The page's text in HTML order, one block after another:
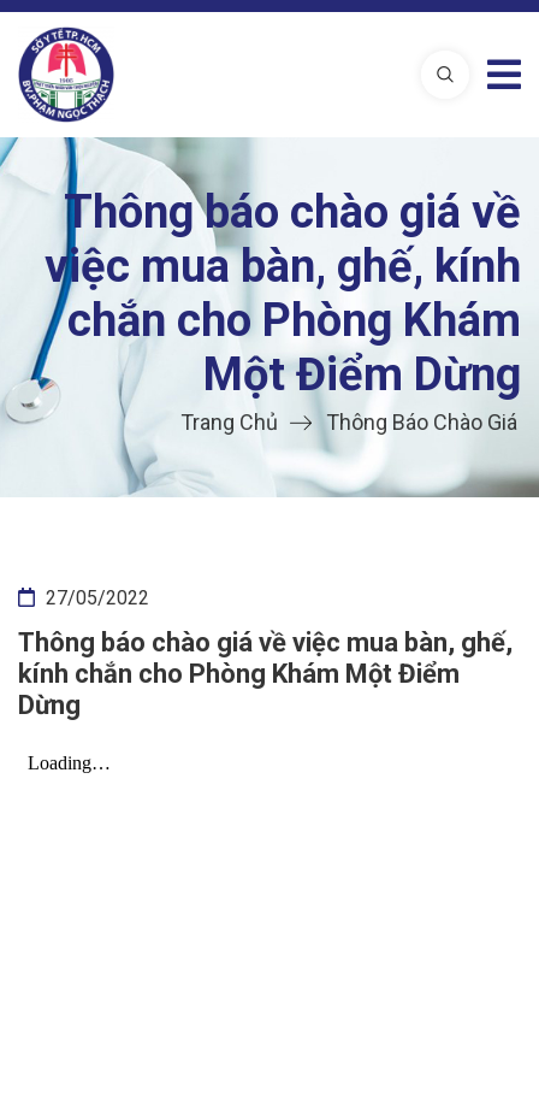
Thông báo chào giá về
việc mua bàn, ghế, kính
chắn cho Phòng Khám
Một Điểm Dừng
Trang Chủ Thông Báo Chào Giá
27/05/2022
Thông báo chào giá về việc mua bàn, ghế,
kính chắn cho Phòng Khám Một Điểm
Dừng